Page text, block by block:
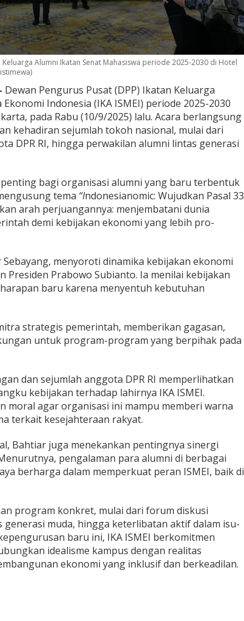
Alumni Ikatan Senat Mahasiswa periode 2025-2030 di Hotel
Dewan Pengurus Pusat (DPP) Ikatan Keluarga
Indonesia (IKA ISMEI) periode 2025-2030
pada Rabu (10/9/2025) lalu. Acara berlangsung
kehadiran sejumlah tokoh nasional, mulai dari
DPR RI, hingga perwakilan alumni lintas generasi
bagi organisasi alumni yang baru terbentuk
tema “Indonesianomic: Wujudkan Pasal 33
arah perjuangannya: menjembatani dunia
demi kebijakan ekonomi yang lebih pro-
Sebayang, menyoroti dinamika kebijakan ekonomi
Presiden Prabowo Subianto. Ia menilai kebijakan
baru karena menyentuh kebutuhan
strategis pemerintah, memberikan gagasan,
untuk program-program yang berpihak pada
dan sejumlah anggota DPR RI memperlihatkan
kebijakan terhadap lahirnya IKA ISMEI.
moral agar organisasi ini mampu memberi warna
terkait kesejahteraan rakyat.
Bahtiar juga menekankan pentingnya sinergi
pengalaman para alumni di berbagai
berharga dalam memperkuat peran ISMEI, baik di
program konkret, mulai dari forum diskusi
muda, hingga keterlibatan aktif dalam isu-
baru ini, IKA ISMEI berkomitmen
idealisme kampus dengan realitas
ekonomi yang inklusif dan berkeadilan.